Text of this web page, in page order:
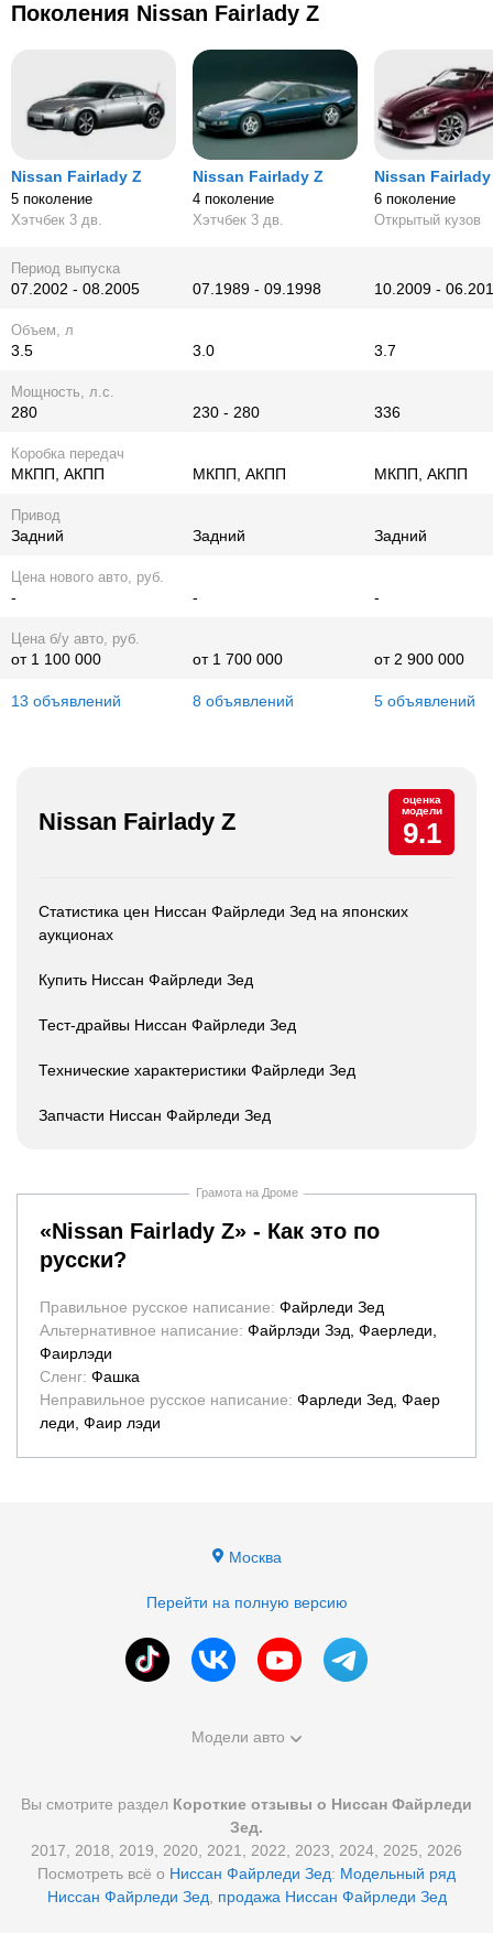
Поколения Nissan Fairlady Z
Nissan Fairlady Z
5 поколение
Хэтчбек 3 дв.
Nissan Fairlady Z
4 поколение
Хэтчбек 3 дв.
Nissan
6 поколение
Открытый кузов
Период выпуска
07.2002 - 08.2005 07.1989 - 09.1998 10.2009 -
Объем, л
3.5 3.0 3.7
Мощность, л.с.
280 230 - 280 336
Коробка передач
МКПП, АКПП МКПП, АКПП МКПП, АКПП
Привод
Задний Задний Задний
Цена нового авто, руб.
- - -
Цена б/у авто, руб.
от 1 100 000 от 1 700 000 от 2 900 000
13 объявлений 8 объявлений 5 объявлений
Nissan Fairlady Z
оценка
модели
9.1
Статистика цен Ниссан Файрледи Зед на японских
аукционах
Купить Ниссан Файрледи Зед
Тест-драйвы Ниссан Файрледи Зед
Технические характеристики Файрледи Зед
Запчасти Ниссан Файрледи Зед
Грамота на Дроме
«Nissan Fairlady Z» - Как это по
русски?
Правильное русское написание: Файрледи Зед
Альтернативное написание: Файрлэди Зэд, Фаерледи,
Фаирлэди
Сленг: Фашка
Неправильное русское написание: Фарледи Зед, Фаер
леди, Фаир лэди
Москва
Перейти на полную версию
Модели авто
Вы смотрите раздел Короткие отзывы о Ниссан Файрледи
Зед.
2017, 2018, 2019, 2020, 2021, 2022, 2023, 2024, 2025, 2026
Посмотреть всё о Ниссан Файрледи Зед: Модельный ряд
Ниссан Файрледи Зед
продажа Ниссан Файрледи Зед